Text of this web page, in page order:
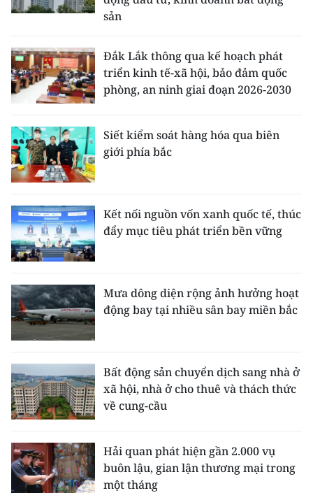
sản
Đắk Lắk thông qua kế hoạch phát
triển kinh tế-xã hội, bảo đảm quốc
phòng, an ninh giai đoạn 2026-2030
Siết kiểm soát hàng hóa qua biên
giới phía bắc
Kết nối nguồn vốn xanh quốc tế, thúc
đẩy mục tiêu phát triển bền vững
Mưa dông diện rộng ảnh hưởng hoạt
động bay tại nhiều sân bay miền bắc
Bất động sản chuyển dịch sang nhà ở
xã hội, nhà ở cho thuê và thách thức
về cung-cầu
Hải quan phát hiện gần 2.000 vụ
buôn lậu, gian lận thương mại trong
một tháng